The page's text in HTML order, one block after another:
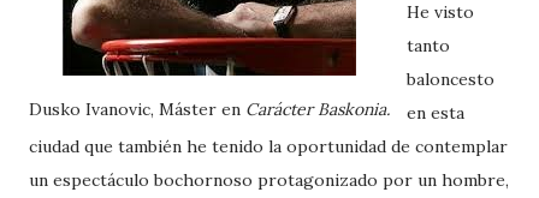
Dusko Ivanovic, Máster en Carácter Baskonia.
He visto
tanto
baloncesto
en esta
ciudad que también he tenido la oportunidad de contemplar
un espectáculo bochornoso protagonizado por un hombre,